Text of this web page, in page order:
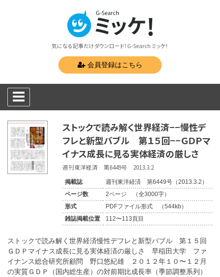
気になる記事だけダウンロード！G-Search ミッケ！
会員登録はこちら
ストックで読み解く世界経済−−慢性デ
フレと新型バブル 第１５回−−ＧＤＰマ
イナス成長に見る実体経済の厳しさ
週刊東洋経済 第6449号 2013.3.2
掲載誌
週刊東洋経済 第6449号（2013.3.2）
ページ数
2ページ （全3000字）
形式
PDFファイル形式 （544kb）
雑誌掲載位置
112〜113頁目
ストックで読み解く世界経済慢性デフレと新型バブル 第１５回
ＧＤＰマイナス成長に見る実体経済の厳しさ 早稲田大学 ファ
イナンス総合研究所顧問 野口悠紀雄 ２０１２年１０〜１２月
の実質ＧＤＰ（国内総生産）の対前期比成長率（季節調整系列）